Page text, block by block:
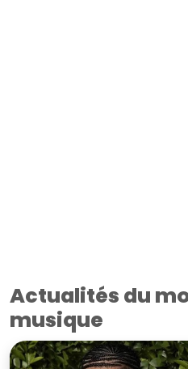
Actualités du
musique